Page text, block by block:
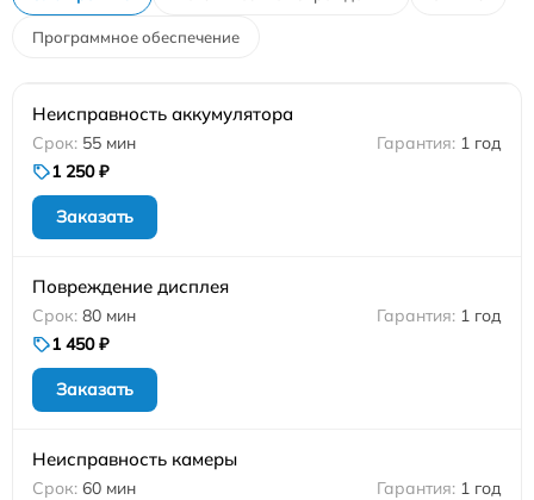
Программное обеспечение
Неисправность аккумулятора
55 мин
1 год
1 250 ₽
Заказать
Повреждение дисплея
80 мин
1 год
1 450 ₽
Заказать
Неисправность камеры
60 мин
1 год